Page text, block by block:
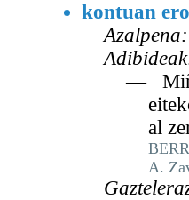
kontuan
Azalpena:
— Miñ
al
A.